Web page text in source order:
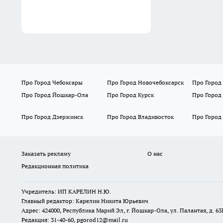
Про Город Чебоксары Про Город Новочебоксарск Про Город
Про Город Йошкар-Ола
Про Город Курск Про
Про Город Дзержинск
Про Город Владивосток Про Город
Заказать рекламу О нас
Редакционная политика
Учредитель: ИП КАРЕЛИН Н.Ю.
Главный редактор: Карелин Никита Юрьевич
Адрес: 424000, Республика Марий Эл, г. Йошкар-Ола, ул. Палантая, д.
Редакция: 31-40-60, pgorod12@mail.ru